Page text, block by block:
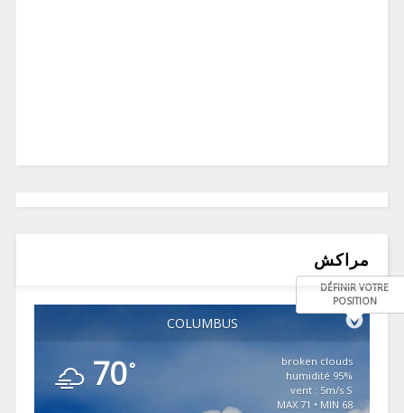
مراكش
COLUMBUS
DÉFINIR VOTRE
POSITION
70°
broken clouds
95% humidité
vent : 5m/s S
MAX 71 • MIN 68